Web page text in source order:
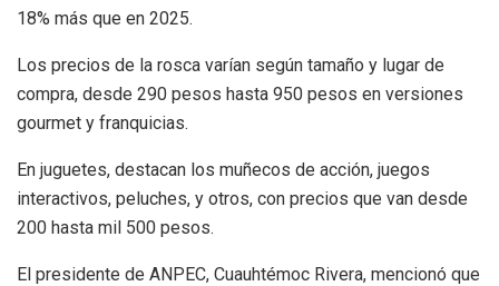
18% más que en 2025.
Los precios de la rosca varían según tamaño y lugar de
compra, desde 290 pesos hasta 950 pesos en versiones
gourmet y franquicias.
En juguetes, destacan los muñecos de acción, juegos
interactivos, peluches, y otros, con precios que van desde
200 hasta mil 500 pesos.
El presidente de ANPEC, Cuauhtémoc Rivera, mencionó que